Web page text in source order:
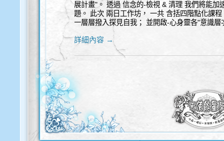
展計畫"。 透過 信念的-檢視 & 清理 我們將能加
題。 此次 兩日工作坊， 一共 含括四階點化課
一層層撥入探見自我； 並開啟-心身靈各"意識層
詳細內容 →